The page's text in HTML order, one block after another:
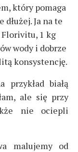
który pomaga
Ja na te
1 kg
wody i dobrze
konsystencję.
przykład białą
ale się przy
nie ociepli
malujemy od